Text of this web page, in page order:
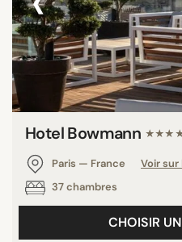
Hotel Bowmann
Paris — France
Voir sur
37 chambres
CHOISIR